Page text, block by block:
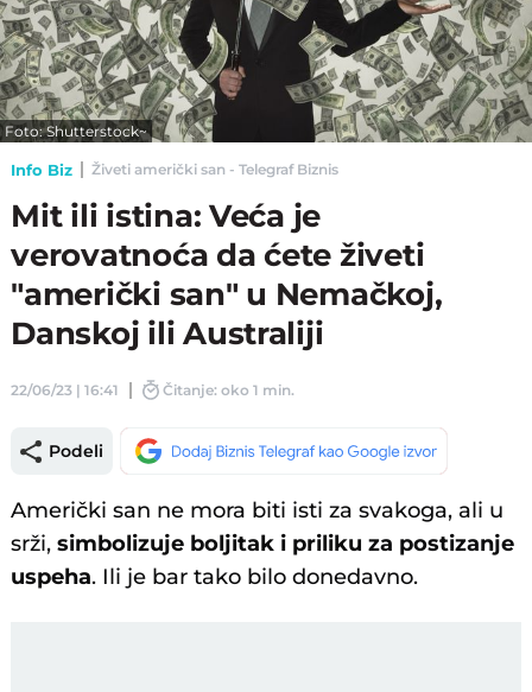
Foto: Shutterstock~
Info Biz Živeti američki san - Telegraf Biznis
Mit ili istina: Veća je
verovatnoća da ćete živeti
"američki san" u Nemačkoj,
Danskoj ili Australiji
22/06/23 | 16:41 Čitanje: oko 1 min.
Podeli
Američki san ne mora biti isti za svakoga, ali u
srži, simbolizuje boljitak i priliku za postizanje
uspeha. Ili je bar tako bilo donedavno.